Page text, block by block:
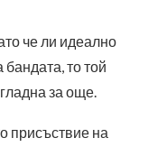
че ли идеално
то той
за още.
присъствие на